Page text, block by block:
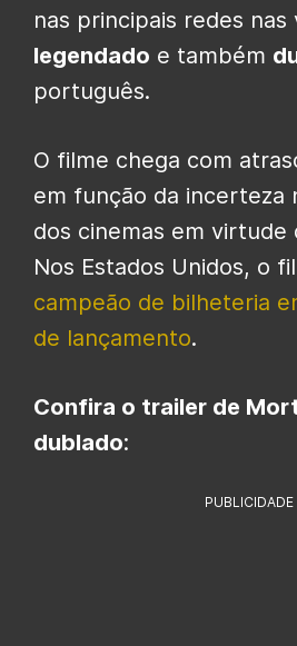
nas principais redes nas
legendado e também
português.
O filme chega com
em função da incerteza
dos cinemas em virtude
Nos Estados Unidos, o
campeão de bilheteria
de lançamento.
Confira o trailer de
dublado:
PUBLICIDADE